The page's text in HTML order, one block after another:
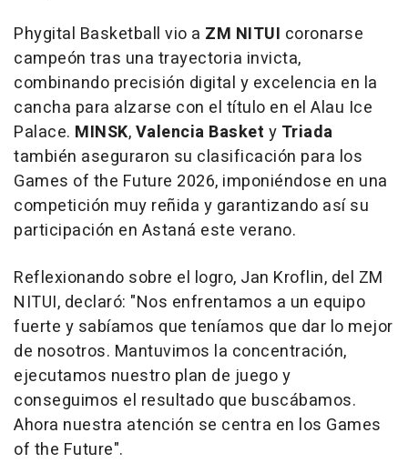
Phygital Basketball vio a ZM NITUI coronarse
campeón tras una trayectoria invicta,
combinando precisión digital y excelencia en la
cancha para alzarse con el título en el Alau Ice
Palace. MINSK,Valencia Basket y Triada
también aseguraron su clasificación para los
Games of the Future 2026, imponiéndose en una
competición muy reñida y garantizando así su
participación en Astaná este verano.
Reflexionando sobre el logro, Jan Kroflin, del ZM
NITUI, declaró: "Nos enfrentamos a un equipo
fuerte y sabíamos que teníamos que dar lo mejor
de nosotros. Mantuvimos la concentración,
ejecutamos nuestro plan de juego y
conseguimos el resultado que buscábamos.
Ahora nuestra atención se centra en los Games
of the Future".